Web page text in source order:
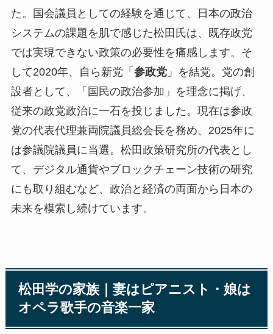
た。国会議員としての経験を通じて、日本の政治
システムの課題を肌で感じた松田氏は、既存政党
では実現できない政策の必要性を痛感します。そ
して2020年、自ら新党「 参政党」を結党。党の創
設者として、「国民の政治参加」を理念に掲げ、
従来の政党政治に一石を投じました。現在は参政
党の代表代理兼両院議員総会長を務め、2025年に
は参議院議員に当選。松田政策研究所の代表とし
て、デジタル通貨やブロックチェーン技術の研究
にも取り組むなど、政治と経済の両面から日本の
未来を模索し続けています。
松田学の家族｜妻はピアニスト・娘は
オペラ歌手の音楽一家